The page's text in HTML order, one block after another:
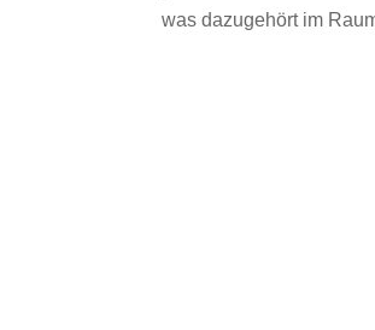
was dazugehört im